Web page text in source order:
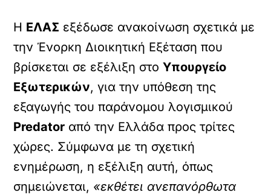
Η ΕΛΑΣ εξέδωσε ανακοίνωση σχετικά με
την Ένορκη Διοικητική Εξέταση που
βρίσκεται σε εξέλιξη στοΥπουργείο
Εξωτερικών, για την υπόθεση της
εξαγωγής του παράνομου λογισμικού
Predator από την Ελλάδα προς τρίτες
χώρες. Σύμφωνα με τη σχετική
ενημέρωση, η εξέλιξη αυτή, όπως
σημειώνεται, «εκθέτει ανεπανόρθωτα